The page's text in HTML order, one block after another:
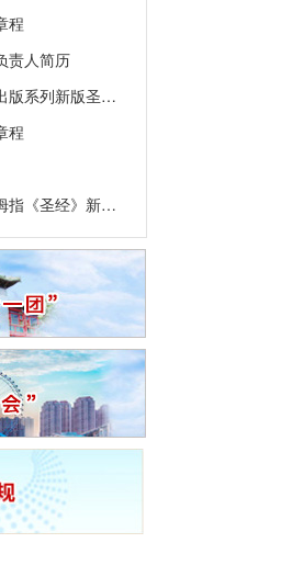
程
责人简历
版系列新版圣…
程
指《圣经》新…